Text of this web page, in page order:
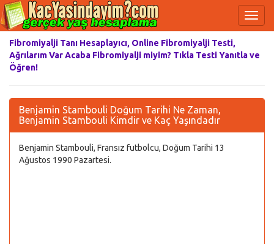
Fibromiyalji Tanı Hesaplayıcı, Online Fibromiyalji Testi,
Ağrılarım Var Acaba Fibromiyalji miyim? Tıkla Testi Yanıtla ve
Öğren!
Benjamin Stambouli Doğum Tarihi Ne Zaman,
Benjamin Stambouli Kimdir ve Kaç Yaşındadır
Benjamin Stambouli, Fransız futbolcu, Doğum Tarihi 13
Ağustos 1990 Pazartesi.